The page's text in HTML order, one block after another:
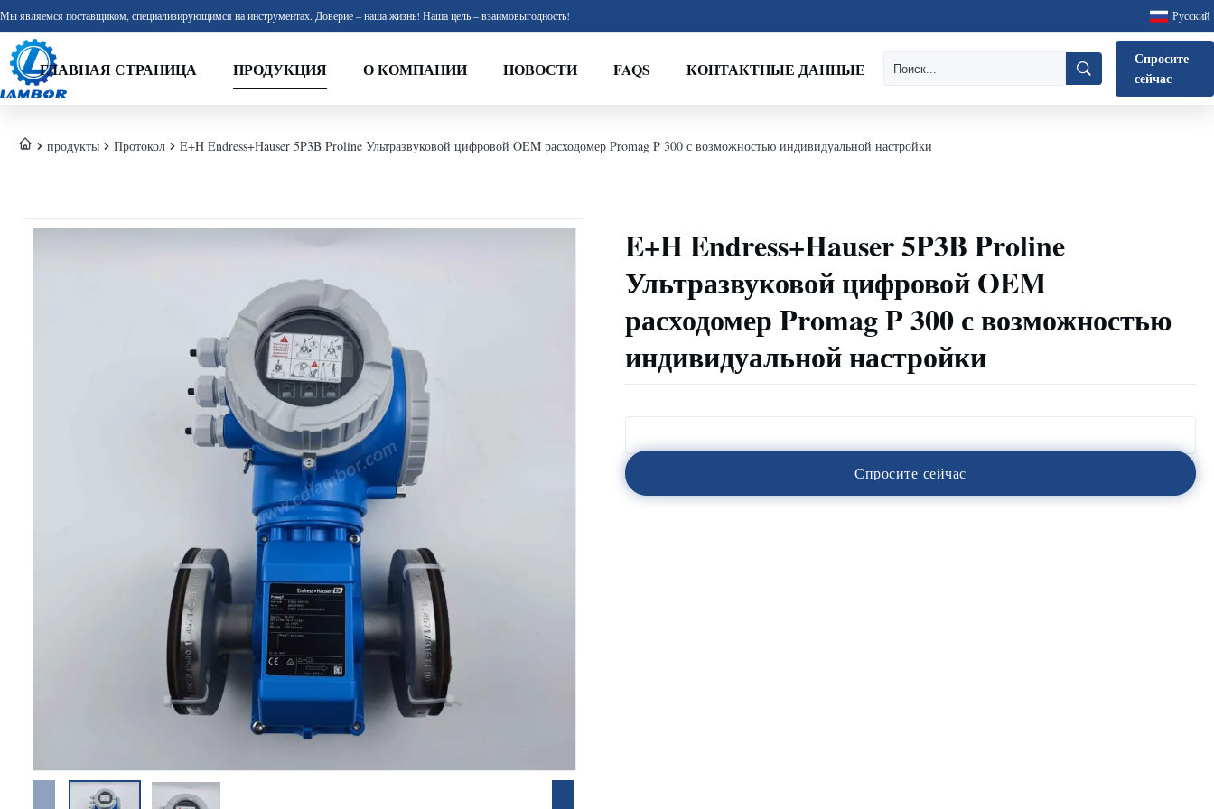
Мы являемся поставщиком, специализирующимся на инструментах. Доверие – наша жизнь! Наша цель – взаимовыгодность! Русский
ГЛАВНАЯ СТРАНИЦА ПРОДУКЦИЯ О КОМПАНИИ НОВОСТИ FAQS КОНТАКТНЫЕ ДАННЫЕ
Спросите
сейчас
продукты Протокол E+H Endress+Hauser 5P3B Proline Ультразвуковой цифровой OEM расходомер Promag P 300 с возможностью индивидуальной настройки
E+H Endress+Hauser 5P3B Proline
Ультразвуковой цифровой OEM
расходомер Promag P 300 с возможностью
индивидуальной настройки
Спросите сейчас